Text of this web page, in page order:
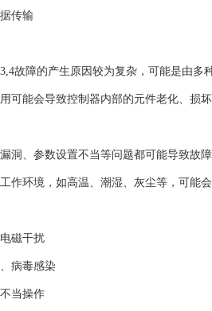
传输
故障的产生原因较为复杂，可能是由多
可能会导致控制器内部的元件老化、损
洞、参数设置不当等问题都可能导致故
作环境，如高温、潮湿、灰尘等，可能
磁干扰
病毒感染
当操作